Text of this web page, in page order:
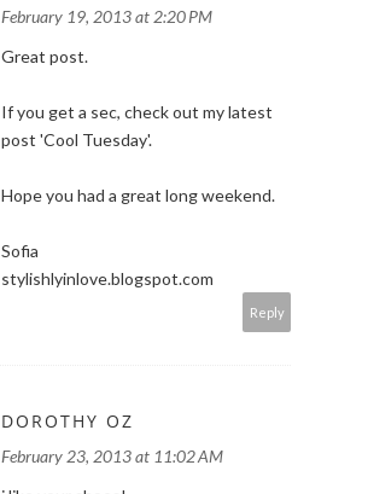
February 19, 2013 at 2:20 PM
Great post.
If you get a sec, check out my latest
post 'Cool Tuesday'.
Hope you had a great long weekend.
Sofia
stylishlyinlove.blogspot.com
Reply
DOROTHY OZ
February 23, 2013 at 11:02 AM